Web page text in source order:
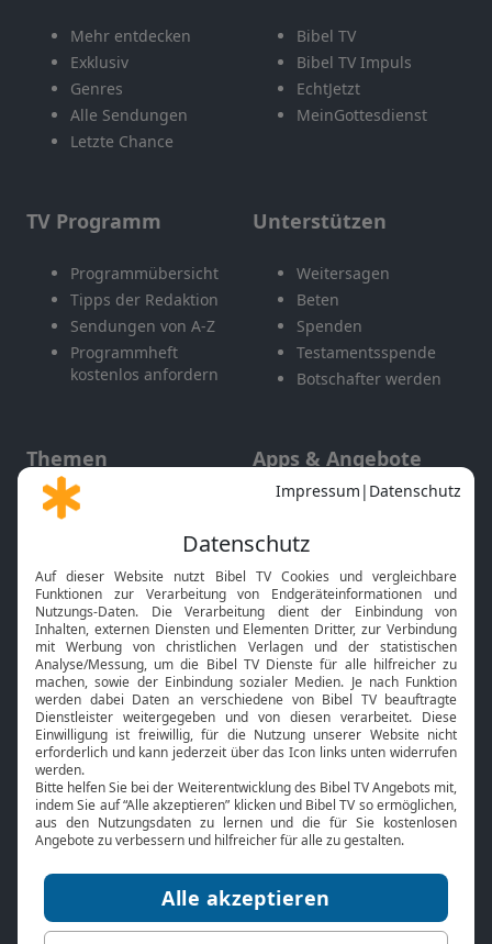
Mehr entdecken
Exklusiv
Genres
Alle Sendungen
Letzte Chance
Bibel TV
Bibel TV Impuls
EchtJetzt
MeinGottesdienst
TV Programm
Programmübersicht
Tipps der Redaktion
Sendungen von A-Z
Programmheft
kostenlos anfordern
Unterstützen
Weitersagen
Beten
Spenden
Testamentsspende
Botschafter werden
Themen
Gott und Bibel erklärt
Neuigkeiten
Apps & Angebote
Mobile App
Smart TV
HbbTV
Bibelthek Online-Bibel
Nächster Gottesdienst
Bibel TV
Über uns
Jobs
Mediadaten
Service
Kontakt
TV-Empfang